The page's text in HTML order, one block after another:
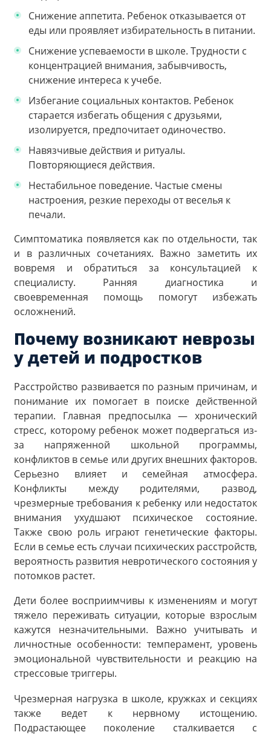
Снижение аппетита. Ребенок отказывается от
еды или проявляет избирательность в питании.
Снижение успеваемости в школе. Трудности с
концентрацией внимания, забывчивость,
снижение интереса к учебе.
Избегание социальных контактов. Ребенок
старается избегать общения с друзьями,
изолируется, предпочитает одиночество.
Навязчивые действия и ритуалы.
Повторяющиеся действия.
Нестабильное поведение. Частые смены
настроения, резкие переходы от веселья к
печали.
Симптоматика появляется как по отдельности, так
и в различных сочетаниях. Важно заметить их
вовремя и обратиться за консультацией к
специалисту. Ранняя диагностика и
своевременная помощь помогут избежать
осложнений.
Почему возникают неврозы
у детей и подростков
Расстройство развивается по разным причинам, и
понимание их помогает в поиске действенной
терапии. Главная предпосылка — хронический
стресс, которому ребенок может подвергаться из-
за напряженной школьной программы,
конфликтов в семье или других внешних факторов.
Серьезно влияет и семейная атмосфера.
Конфликты между родителями, развод,
чрезмерные требования к ребенку или недостаток
внимания ухудшают психическое состояние.
Также свою роль играют генетические факторы.
Если в семье есть случаи психических расстройств,
вероятность развития невротического состояния у
потомков растет.
Дети более восприимчивы к изменениям и могут
тяжело переживать ситуации, которые взрослым
кажутся незначительными. Важно учитывать и
личностные особенности: темперамент, уровень
эмоциональной чувствительности и реакцию на
стрессовые триггеры.
Чрезмерная нагрузка в школе, кружках и секциях
также ведет к нервному истощению.
Подрастающее поколение сталкивается с